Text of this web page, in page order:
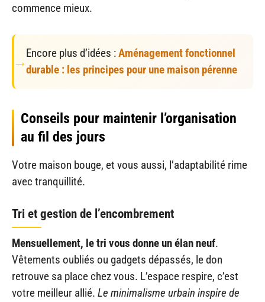
commence mieux.
Encore plus d’idées :Aménagement fonctionnel
durable : les principes pour une maison pérenne
Conseils pour maintenir l’organisation
au fil des jours
Votre maison bouge, et vous aussi, l’adaptabilité rime
avec tranquillité.
Tri et gestion de l’encombrement
Mensuellement, le tri vous donne un élan neuf.
Vêtements oubliés ou gadgets dépassés, le don
retrouve sa place chez vous. L’espace respire, c’est
votre meilleur allié. Le minimalisme urbain inspire de